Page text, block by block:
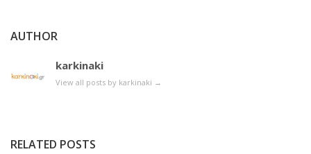
AUTHOR
karkinaki
View all posts by karkinaki →
RELATED POSTS